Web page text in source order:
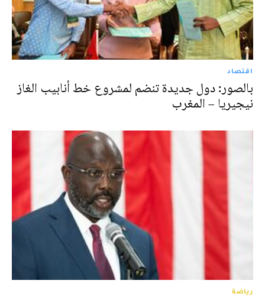
اقتصاد
بالصور: دول جديدة تنضم لمشروع خط أنابيب الغاز
نيجيريا – المغرب
رياضة